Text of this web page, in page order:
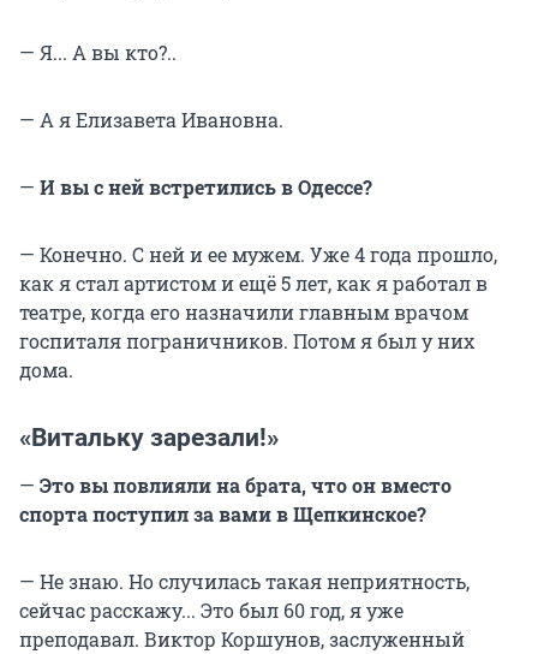
— Я... А вы кто?..
— А я Елизавета Ивановна.
— И вы с ней встретились в Одессе?
— Конечно. С ней и ее мужем. Уже 4 года прошло,
как я стал артистом и ещё 5 лет, как я работал в
театре, когда его назначили главным врачом
госпиталя пограничников. Потом я был у них
дома.
«Витальку зарезали!»
— Это вы повлияли на брата, что он вместо
спорта поступил за вами в Щепкинское?
— Не знаю. Но случилась такая неприятность,
сейчас расскажу... Это был 60 год, я уже
преподавал. Виктор Коршунов, заслуженный